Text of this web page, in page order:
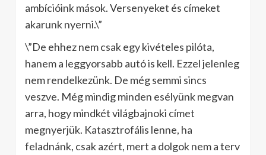
ambícióink mások. Versenyeket és címeket
akarunk nyerni.\”
\”De ehhez nem csak egy kivételes pilóta,
hanem a leggyorsabb autó is kell. Ezzel jelenleg
nem rendelkezünk. De még semmi sincs
veszve. Még mindig minden esélyünk megvan
arra, hogy mindkét világbajnoki címet
megnyerjük. Katasztrofális lenne, ha
feladnánk, csak azért, mert a dolgok nem a terv